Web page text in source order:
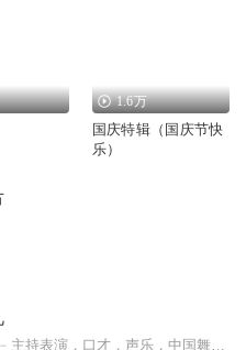
1.6万
国庆特辑（国庆节快
乐）